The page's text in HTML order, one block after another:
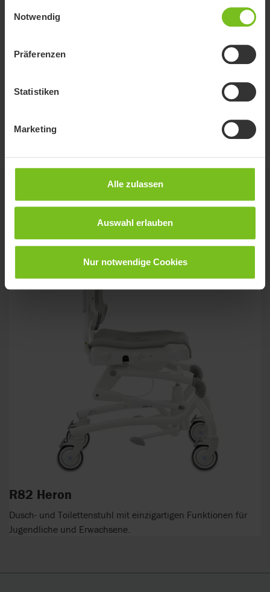
Notwendig
Präferenzen
Statistiken
Marketing
Alle zulassen
Auswahl erlauben
Nur notwendige Cookies
Dokumente
9996097103
Verwandte Produkte
R82 Heron
Dusch- und Toilettenstuhl mit einzigartigen Funktionen für
Jugendliche und Erwachsene.